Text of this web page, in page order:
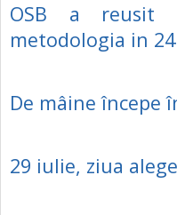
OSB a reusit
metodologia in
De mâine începe
29 iulie, ziua